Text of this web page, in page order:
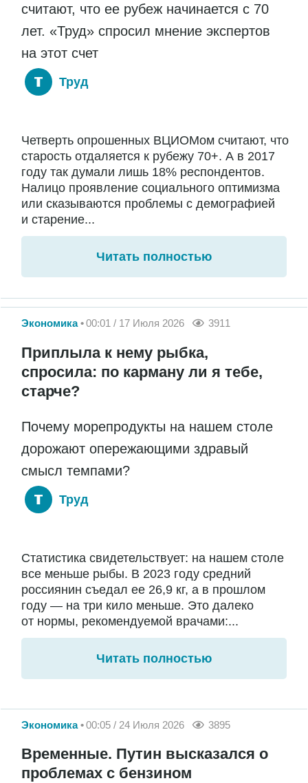
считают, что ее рубеж начинается с 70
лет. «Труд» спросил мнение экспертов
на этот счет
Труд
Четверть опрошенных ВЦИОМом считают, что
старость отдаляется к рубежу 70+. А в 2017
году так думали лишь 18% респондентов.
Налицо проявление социального оптимизма
или сказываются проблемы с демографией
и старение...
Читать полностью
Экономика 00:01 / 17 Июля 2026 3911
Приплыла к нему рыбка,
спросила: по карману ли я тебе,
старче?
Почему морепродукты на нашем столе
дорожают опережающими здравый
смысл темпами?
Труд
Статистика свидетельствует: на нашем столе
все меньше рыбы. В 2023 году средний
россиянин съедал ее 26,9 кг, а в прошлом
году — на три кило меньше. Это далеко
от нормы, рекомендуемой врачами:...
Читать полностью
Экономика 00:05 / 24 Июля 2026 3895
Временные. Путин высказался о
проблемах с бензином